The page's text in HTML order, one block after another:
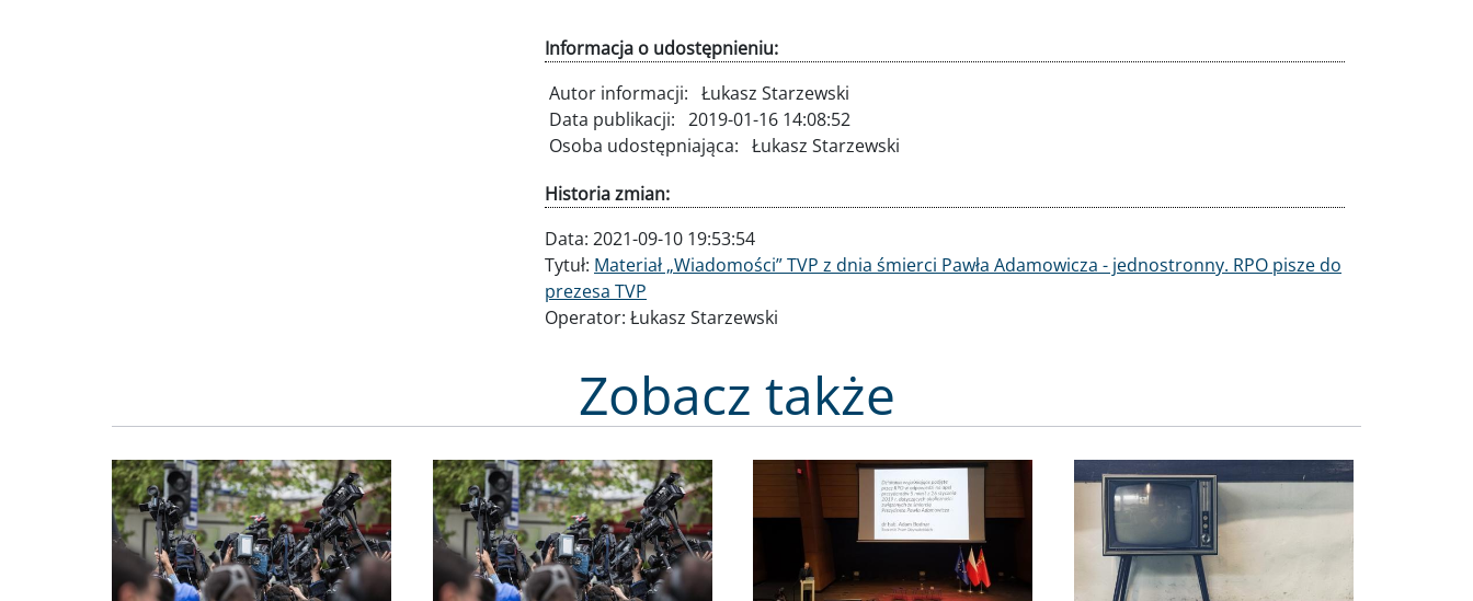
Informacja o udostępnieniu:
Autor informacji: Łukasz Starzewski
Data publikacji: 2019-01-16 14:08:52
Osoba udostępniająca: Łukasz Starzewski
Historia zmian:
Data: 2021-09-10 19:53:54
Tytuł: Materiał „Wiadomości” TVP z dnia śmierci Pawła Adamowicza - jednostronny. RPO pisze do
prezesa TVP
Operator: Łukasz Starzewski
Zobacz także
Obraz Obraz Obraz Obraz